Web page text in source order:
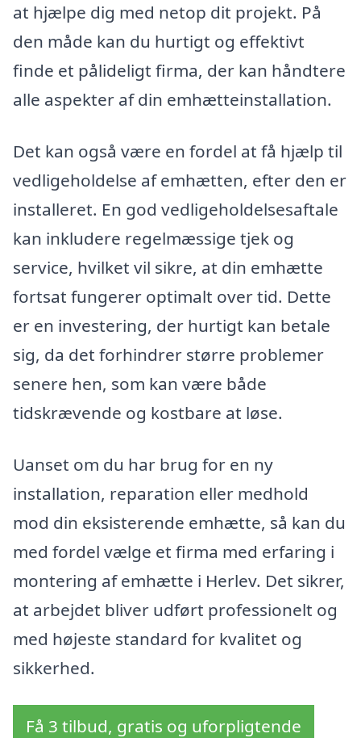
at hjælpe dig med netop dit projekt. På
den måde kan du hurtigt og effektivt
finde et pålideligt firma, der kan håndtere
alle aspekter af din emhætteinstallation.
Det kan også være en fordel at få hjælp til
vedligeholdelse af emhætten, efter den er
installeret. En god vedligeholdelsesaftale
kan inkludere regelmæssige tjek og
service, hvilket vil sikre, at din emhætte
fortsat fungerer optimalt over tid. Dette
er en investering, der hurtigt kan betale
sig, da det forhindrer større problemer
senere hen, som kan være både
tidskrævende og kostbare at løse.
Uanset om du har brug for en ny
installation, reparation eller medhold
mod din eksisterende emhætte, så kan du
med fordel vælge et firma med erfaring i
montering af emhætte i Herlev. Det sikrer,
at arbejdet bliver udført professionelt og
med højeste standard for kvalitet og
sikkerhed.
Få 3 tilbud, gratis og uforpligtende